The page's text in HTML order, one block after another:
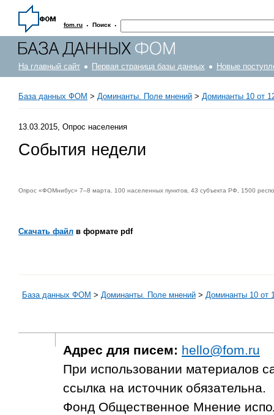
fom.ru · Поиск ·
На главный сайт Первая страница базы данных Новые
База данных ФОМ > Доминанты. Поле мнений > Доминанты 10 от
13.03.2015, Опрос населения
События недели
Опрос «ФОМнибус» 7–8 марта. 100 населенных пунктов, 43 субъекта РФ, 1500
Скачать файл в формате pdf
База данных ФОМ > Доминанты. Поле мнений > Доминанты 10 от
Адрес для писем: hello@fom.ru
При использовании материалов
ссылка на источник обязательна.
Фонд Общественное Мнение